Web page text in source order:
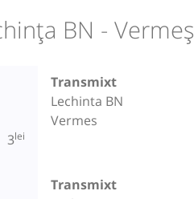
BN - Vermeș
3lei
Transmixt
Lechinta BN
Vermes
Transmixt